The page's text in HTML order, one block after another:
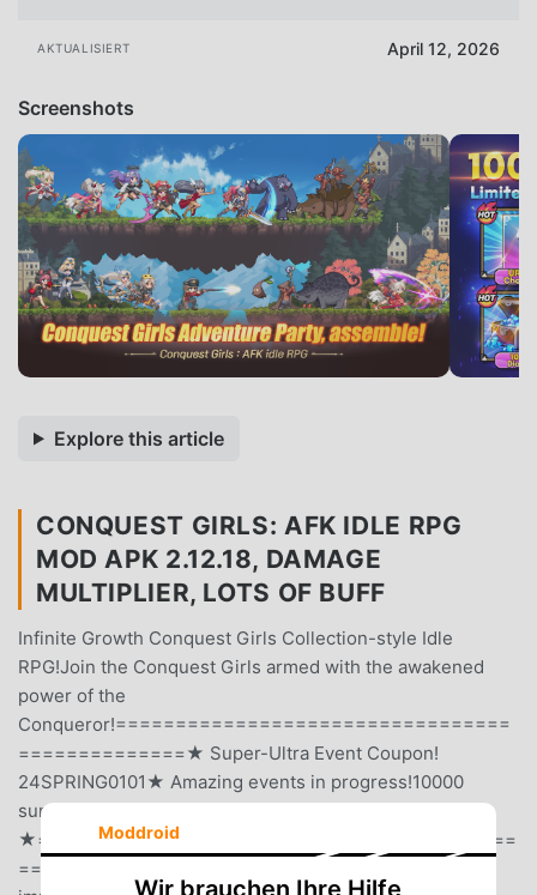
AKTUALISIERT April 12, 2026
Screenshots
Explore this article
CONQUEST GIRLS: AFK IDLE RPG
MOD APK 2.12.18, DAMAGE
MULTIPLIER, LOTS OF BUFF
Infinite Growth Conquest Girls Collection-style Idle
RPG!Join the Conquest Girls armed with the awakened
power of the
Conqueror!=================================
==============★ Super-Ultra Event Coupon!
24SPRING0101★ Amazing events in progress!10000
summons, guaranteed UR rank Characters for FREE!
★========================================
=======▣ About the Game ▣Various characters and
Moddroid
Wir brauchen Ihre Hilfe